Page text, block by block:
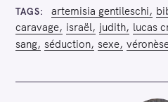
TAGS artemisia gentileschi
caravage israël judith lucas
sang séduction sexe